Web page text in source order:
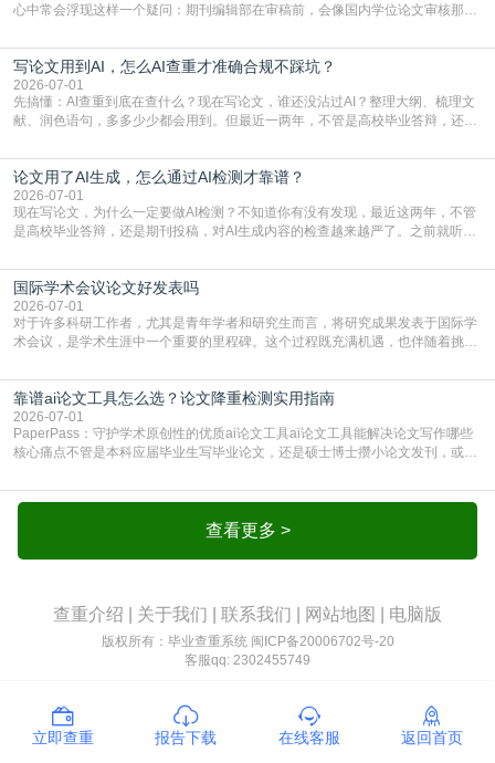
心中常会浮现这样一个疑问：期刊编辑部在审稿前，会像国内学位论文审核那
论文的初审通过率。实际上，SCI期刊对重复内容的审查是严谨投稿流程中不可
或缺的一环。本篇AEIC学术交流中心小编就为大家介绍“投稿SCI有查重吗”。
一、查重是标准流程答案是明确的：绝大多数S
写论文用到AI，怎么AI查重才准确合规不踩坑？
2026-07-01
先搞懂：AI查重到底在查什么？现在写论文，谁还没沾过AI？整理大纲、梳理文
献、润色语句，多多少少都会用到。但最近一两年，不管是高校毕业答辩，还是
须加做AI查重。很多人分不清，AI查重和普通查重到底有啥区别？这里说透：普
通查重查的是你的文字和已公开文献的重复比例，防的是抄袭；AI查重查的是你
的内容里，有多少是AI生成的，防的是过
论文用了AI生成，怎么通过AI检测才靠谱？
2026-07-01
现在写论文，为什么一定要做AI检测？不知道你有没有发现，最近这两年，不管
是高校毕业答辩，还是期刊投稿，对AI生成内容的检查越来越严了。之前就听身
要求修改，还差点被判定学术不规范，真的太冤了。现在国内多数高校和核心期
刊，都已经明确出台了相关规定：如果使用AI生成内容辅助写作，必须明确标
注，未标注的AI生成内容会被认定为不符合学
国际学术会议论文好发表吗
2026-07-01
对于许多科研工作者，尤其是青年学者和研究生而言，将研究成果发表于国际学
术会议，是学术生涯中一个重要的里程碑。这个过程既充满机遇，也伴随着挑
疑问：国际学术会议论文到底好不好发表？其价值和难度究竟如何衡量。本篇
AEIC学术交流中心小编就为大家介绍“国际学术会议论文好发表吗”。一、会议论
文发表的相对优势与期刊论文相比，国际会议论文的发
靠谱ai论文工具怎么选？论文降重检测实用指南
2026-07-01
PaperPass：守护学术原创性的优质ai论文工具ai论文工具能解决论文写作哪些
核心痛点不管是本科应届毕业生写毕业论文，还是硕士博士攒小论文发刊，或是
自己逐句读逐句改，熬好几个大夜不说，还经常改不到点上，交上去才发现重复
率超标，再返工太折腾。现在有了成熟的ai论文工具，这些痛点基本都能高效解
决。靠谱的ai论文工具，不止能帮你梳查看更多 >
查重介绍 关于我们 联系我们 网站地图 电脑版
版权所有：毕业查重系统 闽ICP备20006702号-20
客服qq: 2302455749
立即查重 报告下载 在线客服 返回首页